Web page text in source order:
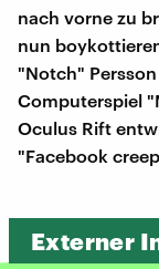
nach vorne zu
nun
"Notch"
Computerspiel
Oculus Rift
"Facebook
Externer